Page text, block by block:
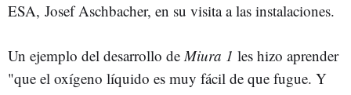
ESA, Josef Aschbacher, en su visita a las instalaciones.
Un ejemplo del desarrollo deMiura 1 les hizo aprender
"que el oxígeno líquido es muy fácil de que fugue. Y